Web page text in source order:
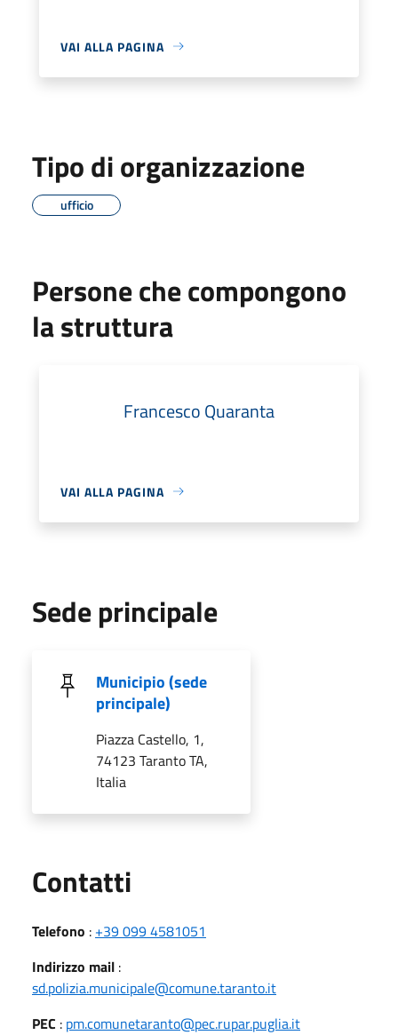
VAI ALLA PAGINA
Tipo di organizzazione
ufficio
Persone che compongono
la struttura
Francesco Quaranta
VAI ALLA PAGINA
Sede principale
Municipio (sede
principale)
Piazza Castello, 1,
74123 Taranto TA,
Italia
Contatti
Telefono : +39 099 4581051
Indirizzo mail :
sd.polizia.municipale@comune.taranto.it
PEC : pm.comunetaranto@pec.rupar.puglia.it